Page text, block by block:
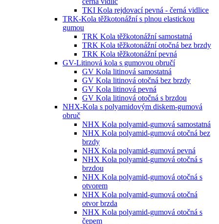
TKI Kola rejdovací pevná - černá vidlice
TRK-Kola těžkotonážní s plnou elastickou
gumou
TRK Kola těžkotonážní samostatná
TRK Kola těžkotonážní otočná bez brzdy
TRK Kola těžkotonážní pevná
GV-Litinová kola s gumovou obručí
GV Kola litinová samostatná
GV Kola litinová otočná bez brzdy
GV Kola litinová pevná
GV Kola litinová otočná s brzdou
NHX-Kola s polyamidovým diskem-gumová
obruč
NHX Kola polyamid-gumová samostatná
NHX Kola polyamid-gumová otočná bez
brzdy
NHX Kola polyamid-gumová pevná
NHX Kola polyamid-gumová otočná s
brzdou
NHX Kola polyamid-gumová otočná s
otvorem
NHX Kola polyamid-gumová otočná
otvor brzda
NHX Kola polyamid-gumová otočná s
čepem